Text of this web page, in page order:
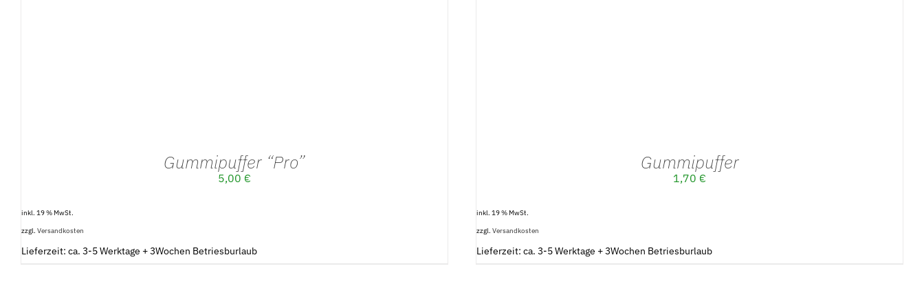
Gummipuffer “Pro”
5,00 €
inkl. 19 % MwSt.
zzgl. Versandkosten
Lieferzeit: ca. 3-5 Werktage + 3Wochen Betriesburlaub
Gummipuffer
1,70 €
inkl. 19 % MwSt.
zzgl. Versandkosten
Lieferzeit: ca. 3-5 Werktage + 3Wochen Betriesburlaub